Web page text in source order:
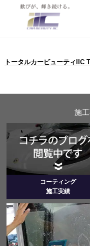
トータルカービューティIIC
施
コーティング
施工実績